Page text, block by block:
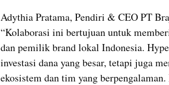
Adythia Pratama, Pendiri & CEO PT
“Kolaborasi ini bertujuan untuk
dan pemilik brand lokal Indonesia.
investasi dana yang besar, tetapi juga
ekosistem dan tim yang